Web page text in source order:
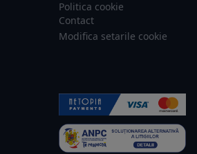
Politica cookie
Contact
Modifica setarile cookie